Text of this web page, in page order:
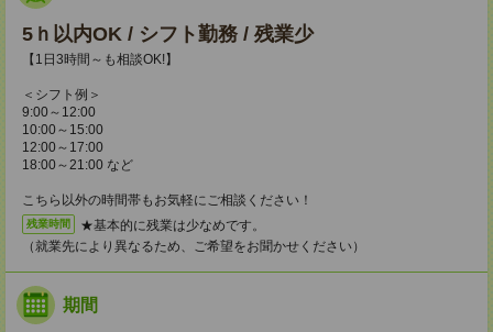
5ｈ以内OK / シフト勤務 / 残業少
【1日3時間～も相談OK!】
＜シフト例＞
9:00～12:00
10:00～15:00
12:00～17:00
18:00～21:00 など
こちら以外の時間帯もお気軽にご相談ください！
残業時間
★基本的に残業は少なめです。
（就業先により異なるため、ご希望をお聞かせください）
期間